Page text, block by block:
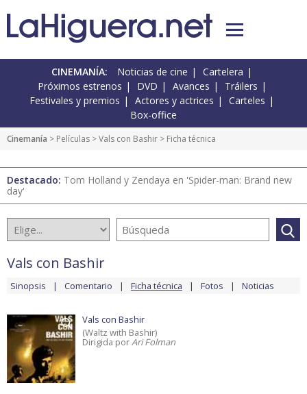
CINEMANÍA: Noticias de cine
Cartelera
Próximos estrenos
DVD Avances
Tráilers
Festivales y premios
Actores y actrices
Carteles
Box-office
Cinemanía > Películas >Vals con Bashir > Ficha técnica
Destacado: Tom Holland y Zendaya en 'Spider-man: Brand new
day'
Vals con Bashir
Sinopsis Comentario Ficha técnica Fotos Noticias
Vals con Bashir
(Waltz with Bashir)
Dirigida porAri Folman